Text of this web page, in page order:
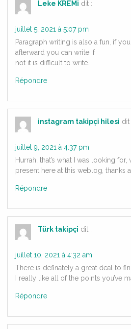
Leke KREMi dit :
juillet 5, 2021 à 5:07 pm
Paragraph writing is also a fun, if
afterward you can write if
not it is difficult to write.
Répondre
instagram takipçi hilesi dit
juillet 9, 2021 à 4:37 pm
Hurrah, that’s what I was looking for,
present here at this weblog, thanks
Répondre
Türk takipçi dit :
juillet 10, 2021 à 4:32 am
There is definately a great deal to
I really like all of the points you’ve
Répondre